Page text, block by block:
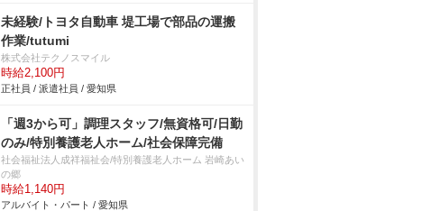
未経験/トヨタ自動車 堤工場で部品の運搬
作業/tutumi
株式会社テクノスマイル
時給2,100円
正社員 / 派遣社員 / 愛知県
「週3から可」調理スタッフ/無資格可/日勤
のみ/特別養護老人ホーム/社会保障完備
社会福祉法人成祥福祉会/特別養護老人ホーム 岩崎あい
の郷
時給1,140円
アルバイト・パート / 愛知県